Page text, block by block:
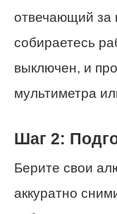
отвечающий за
собираетесь
выключен, и
мультиметра
Шаг 2:
Берите свои
аккуратно